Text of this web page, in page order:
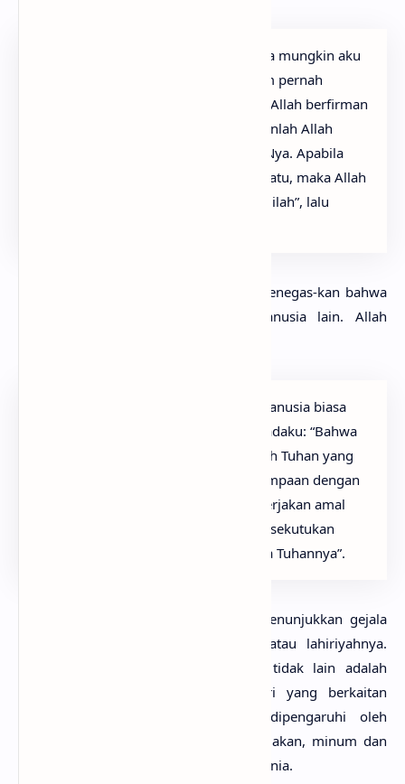
Maryam berkata: “Ya Tuhanku, betapa mungkin aku
mempunyai anak, Padahal aku belum pernah
disentuh oleh seorang laki-laki pun.” Allah berfirman
(dengan perantaraan Jibril): “Demikianlah Allah
menciptakan apa yang dikehendaki-Nya. Apabila
Allah berkehendak menetapkan sesuatu, maka Allah
hanya cukup berkata kepadanya: “Jadilah”, lalu
Nabi Muhammad saw. disuruh Allah menegas-kan bahwa
secara biologis, ia seperti pada manusia lain. Allah
Katakanlah: Sesungguhnya aku ini manusia biasa
seperti kamu, yang diwahyukan kepadaku: “Bahwa
Sesungguhnya Tuhan kamu itu adalah Tuhan yang
Esa”. Barang siapa mengharap perjumpaan dengan
Tuhannya, maka hendaklah ia mengerjakan amal
yang saleh dan janganlah ia mempersekutukan
seorang pun dalam beribadat kepada Tuhannya”.
menunjukkan gejala
umum yang nampak pada fisiknya atau lahiriyahnya.
tidak lain adalah
manusia dalam kehidupan sehari-hari yang berkaitan
dengan aktivitas lahiriahnya yang dipengaruhi oleh
dorongan-dorongan biologis, seperti makan, minum dan
akhirnya mati sebagai kegiatannya di dunia.